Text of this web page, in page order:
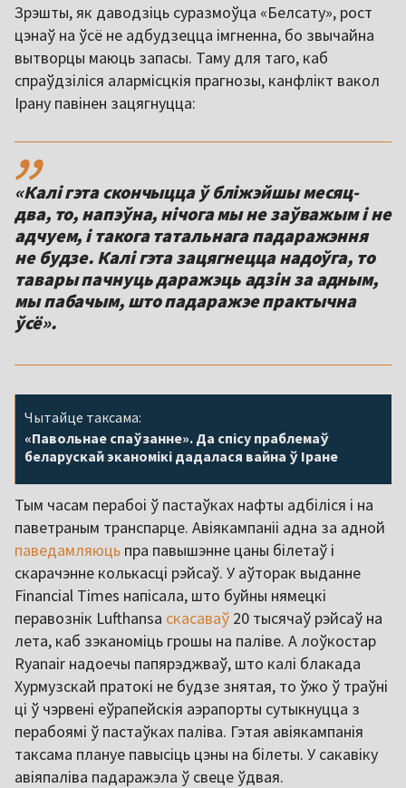
Зрэшты, як даводзіць суразмоўца «Белсату», рост
цэнаў на ўсё не адбудзецца імгненна, бо звычайна
вытворцы маюць запасы. Таму для таго, каб
спраўдзіліся алармісцкія прагнозы, канфлікт вакол
Ірану павінен зацягнуцца:
,,
«Калі гэта скончыцца ў бліжэйшы месяц-
два, то, напэўна, нічога мы не заўважым і не
адчуем, і такога татальнага падаражэння
не будзе. Калі гэта зацягнецца надоўга, то
тавары пачнуць даражэць адзін за адным,
мы пабачым, што падаражэе практычна
ўсё».
Чытайце таксама:
«Павольнае спаўзанне». Да спісу праблемаў
беларускай эканомікі дадалася вайна ў Іране
Тым часам перабоі ў пастаўках нафты адбіліся і на
паветраным транспарце. Авіякампаніі адна за адной
паведамляюць пра павышэнне цаны білетаў і
скарачэнне колькасці рэйсаў. У аўторак выданне
Financial Times напісала, што буйны нямецкі
перавознік Lufthansa скасаваў 20 тысячаў рэйсаў на
лета, каб зэканоміць грошы на паліве. А лоўкостар
Ryanair надоечы папярэджваў, што калі блакада
Хурмузскай пратокі не будзе знятая, то ўжо ў траўні
ці ў чэрвені еўрапейскія аэрапорты сутыкнуцца з
перабоямі ў пастаўках паліва. Гэтая авіякампанія
таксама плануе павысіць цэны на білеты. У сакавіку
авіяпаліва падаражэла ў свеце ўдвая.